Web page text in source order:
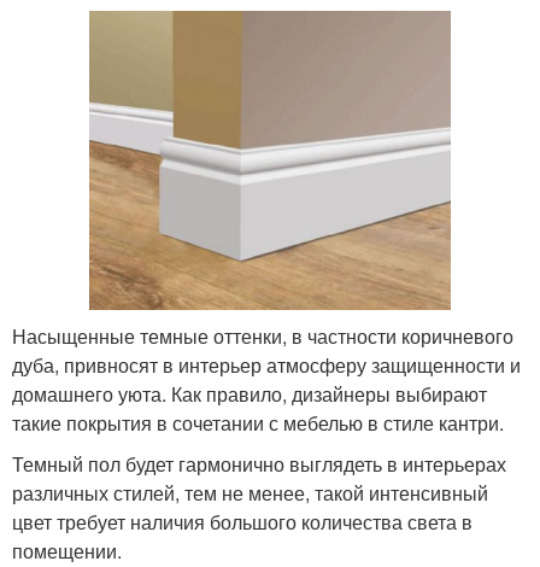
Насыщенные темные оттенки, в частности коричневого
дуба, привносят в интерьер атмосферу защищенности и
домашнего уюта. Как правило, дизайнеры выбирают
такие покрытия в сочетании с мебелью в стиле кантри.
Темный пол будет гармонично выглядеть в интерьерах
различных стилей, тем не менее, такой интенсивный
цвет требует наличия большого количества света в
помещении.